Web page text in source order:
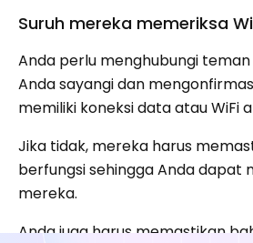
Suruh mereka memeriksa
Anda perlu menghubungi
Anda sayangi dan
memiliki koneksi data atau WiFi
Jika tidak, mereka harus
berfungsi sehingga Anda dapat
mereka.
Anda juga harus memastikan